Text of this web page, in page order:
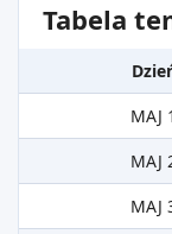
Tabela
MAJ 1
MAJ
MAJ